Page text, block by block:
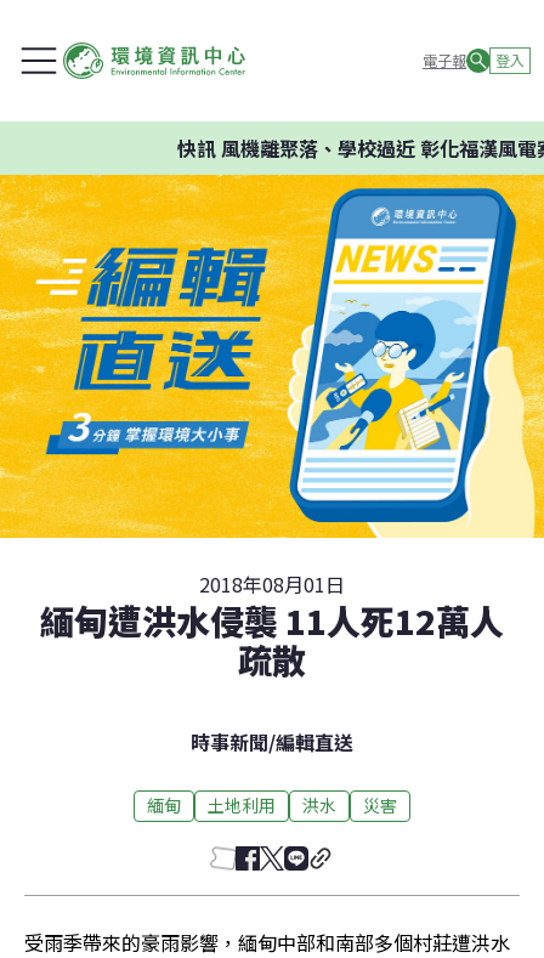
電子報 登入
快訊風機離聚落、學校過近 彰化福漢風電
2018年08月01日
緬甸遭洪水侵襲 11人死12萬人
疏散
時事新聞/編輯直送
緬甸 土地利用 洪水 災害
受雨季帶來的豪雨影響，緬甸中部和南部多個村莊遭洪水